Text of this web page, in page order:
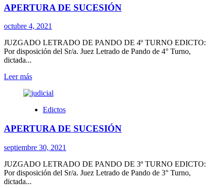
APERTURA DE SUCESIÓN
octubre 4, 2021
JUZGADO LETRADO DE PANDO DE 4º TURNO EDICTO:
Por disposición del Sr/a. Juez Letrado de Pando de 4° Turno,
dictada...
Leer másLeer
sobre
DE Edictos
APERTURA DE SUCESIÓN
septiembre 30, 2021
JUZGADO LETRADO DE PANDO DE 3º TURNO EDICTO:
Por disposición del Sr/a. Juez Letrado de Pando de 3° Turno,
dictada...